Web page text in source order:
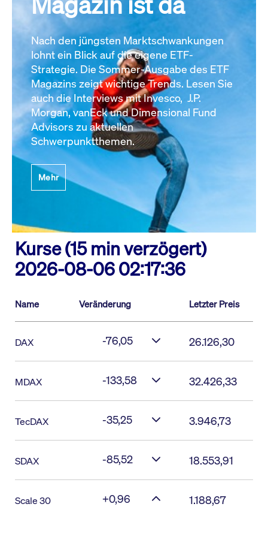
Nach den jüngsten Marktschwankungen
lohnt ein Blick auf die eigene ETF-
Strategie. Die Sommer-Ausgabe des ETF
Magazins zeigt wichtige Trends. Lesen Sie
auch die Interviews mit Invesco, J.P.
Morgan, vanEck und Dimensional Fund
Advisors zu aktuellen
Schwerpunktthemen.
Mehr
Kurse (15 min verzögert)
2026-08-06 02:17:36
Name Veränderung Letzter Preis
DAX -76,05 26.126,30
MDAX -133,58 32.426,33
TecDAX -35,25 3.946,73
SDAX -85,52 18.553,91
Scale 30 +0,96 1.188,67